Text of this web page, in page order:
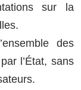
sur la
des
l’État, sans